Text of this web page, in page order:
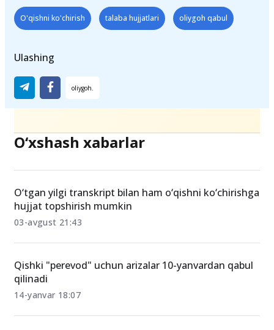
O'qishni ko'chirish talaba hujjatlari oliygoh qabul
Ulashing
O‘xshash xabarlar
O‘tgan yilgi transkript bilan ham o‘qishni ko‘chirishga
hujjat topshirish mumkin
03-avgust 21:43
Qishki "perevod" uchun arizalar 10-yanvardan qabul
qilinadi
14-yanvar 18:07